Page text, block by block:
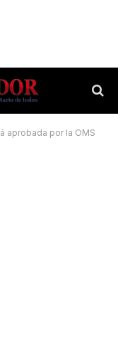
aprobada por la OMS